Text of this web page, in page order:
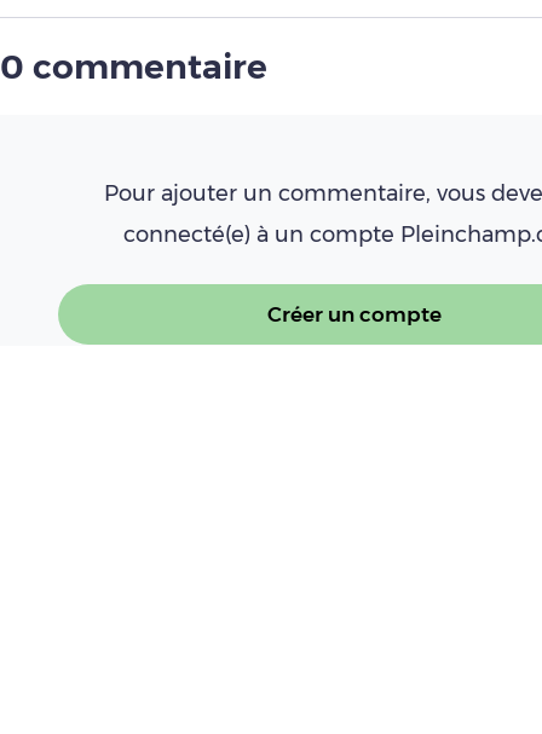
0 commentaire
Pour ajouter un commentaire, vous
connecté(e) à un compte
Créer un compte